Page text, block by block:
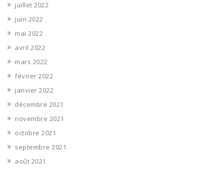
juillet 2022
juin 2022
mai 2022
avril 2022
mars 2022
février 2022
janvier 2022
décembre 2021
novembre 2021
octobre 2021
septembre 2021
août 2021